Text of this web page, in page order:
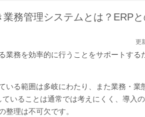
務管理システムとは？ERP
更
業務を効率的に行うことをサポートする
いる範囲は多岐にわたり、また業務・業
いることは通常では考えにくく、導入
理は不可欠です。